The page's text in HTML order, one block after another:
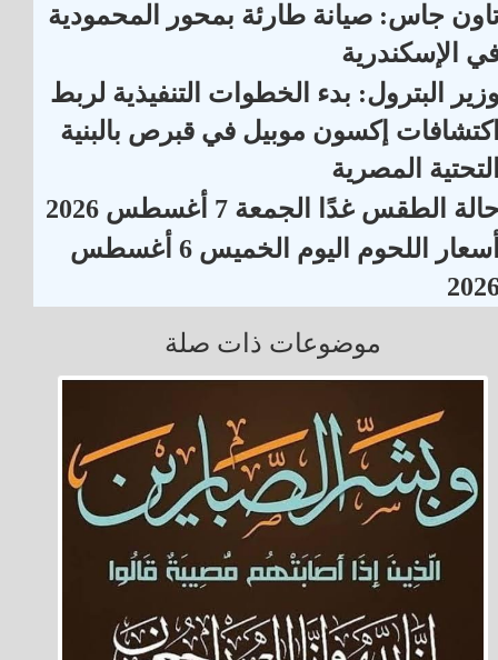
جاس: صيانة طارئة بمحور المحمودية
الإسكندرية
البترول: بدء الخطوات التنفيذية لربط
إكسون موبيل في قبرص بالبنية
المصرية
الطقس غدًا الجمعة 7 أغسطس 2026
أسعار اللحوم اليوم الخميس 6 أغسطس
موضوعات ذات صلة